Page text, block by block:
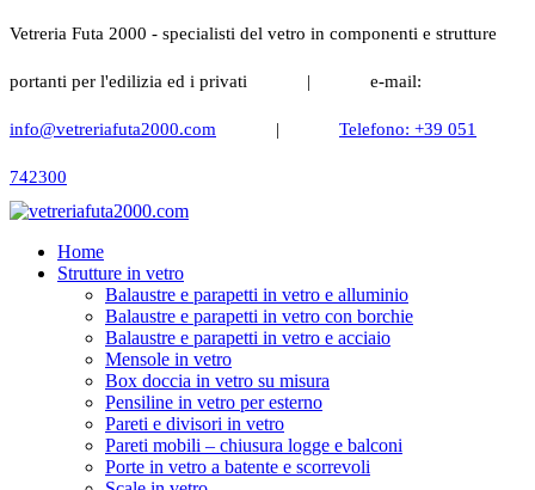
Vetreria Futa 2000 - specialisti del vetro in componenti e strutture
portanti per l'edilizia ed i privati | e-mail:
info@vetreriafuta2000.com | Telefono: +39 051
742300
Home
Strutture in vetro
Balaustre e parapetti in vetro e alluminio
Balaustre e parapetti in vetro con borchie
Balaustre e parapetti in vetro e acciaio
Mensole in vetro
Box doccia in vetro su misura
Pensiline in vetro per esterno
Pareti e divisori in vetro
Pareti mobili – chiusura logge e balconi
Porte in vetro a batente e scorrevoli